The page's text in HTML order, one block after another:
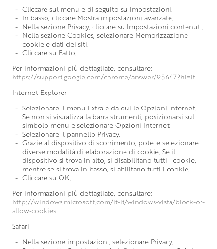
Cliccare sul menu e di seguito su Impostazioni.
In basso, cliccare Mostra impostazioni avanzate.
Nella sezione Privacy, cliccare su Impostazioni contenuti.
Nella sezione Cookies, selezionare Memorizzazione
cookie e dati dei siti.
Cliccare su Fatto.
Per informazioni più dettagliate, consultare:
https://support.google.com/chrome/answer/95647?hl=it
Internet Explorer
Selezionare il menu Extra e da qui le Opzioni Internet.
Se non si visualizza la barra strumenti, posizionarsi sul
simbolo menu e selezionare Opzioni Internet.
Selezionare il pannello Privacy.
Grazie al dispositivo di scorrimento, potete selezionare
diverse modalità di elaborazione di cookie. Se il
dispositivo si trova in alto, si disabilitano tutti i cookie,
mentre se si trova in basso, si abilitano tutti i cookie.
Cliccare su OK.
Per informazioni più dettagliate, consultare:
http://windows.microsoft.com/it-it/windows-vista/block-or-
allow-cookies
Safari
Nella sezione impostazioni, selezionare Privacy.